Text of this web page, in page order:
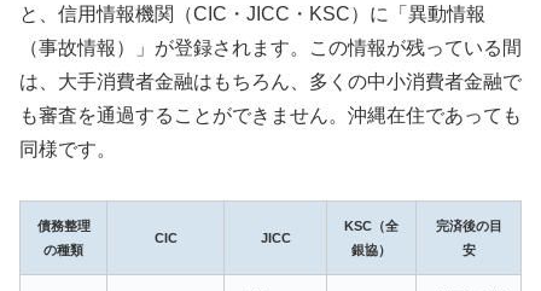
と、信用情報機関（CIC・JICC・KSC）に「異動情報
（事故情報）」が登録されます。この情報が残っている間
は、大手消費者金融はもちろん、多くの中小消費者金融で
も審査を通過することができません。沖縄在住であっても
同様です。
債務整理
の種類
CIC JICC
KSC（全
銀協）
完済後の目
安